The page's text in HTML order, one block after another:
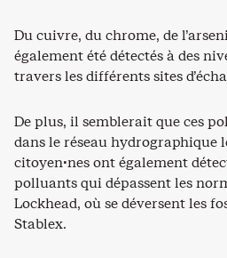
Du cuivre, du chrome, de
également été détectés à des
travers les différents sites
De plus, il semblerait que ces
dans le réseau hydrographique
citoyen·nes ont également
polluants qui dépassent les
Lockhead, où se déversent les
Stablex.